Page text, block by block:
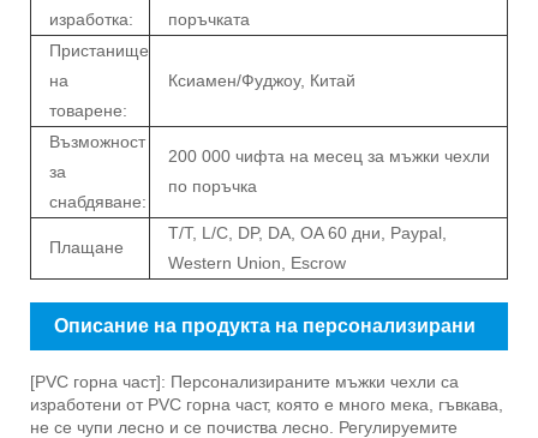
изработка:
поръчката
Пристанище
на
товарене:
Ксиамен/Фуджоу, Китай
Възможност
за
снабдяване:
200 000 чифта на месец за мъжки чехли
по поръчка
Плащане
T/T, L/C, DP, DA, OA 60 дни, Paypal,
Western Union, Escrow
Описание на продукта на персонализирани
мъжки чехли
[PVC горна част]: Персонализираните мъжки чехли са
изработени от PVC горна част, която е много мека, гъвкава,
не се чупи лесно и се почиства лесно. Регулируемите